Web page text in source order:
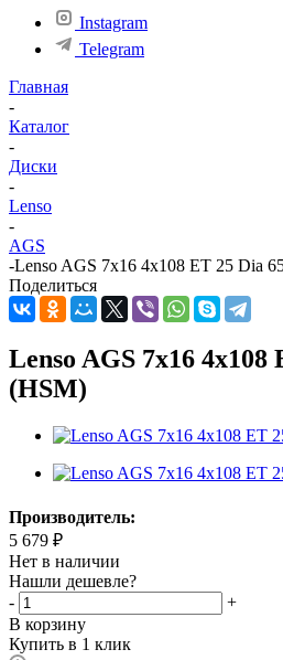
Instagram
Telegram
Главная
-
Каталог
-
Диски
-
Lenso
-
AGS
-Lenso AGS 7x16 4x108 ET 25 Dia
Поделиться
Lenso AGS 7x16 4x108
(HSM)
Производитель:
5 679 ₽
Нет в наличии
Нашли дешевле?
-
+
В корзину
Купить в 1 клик